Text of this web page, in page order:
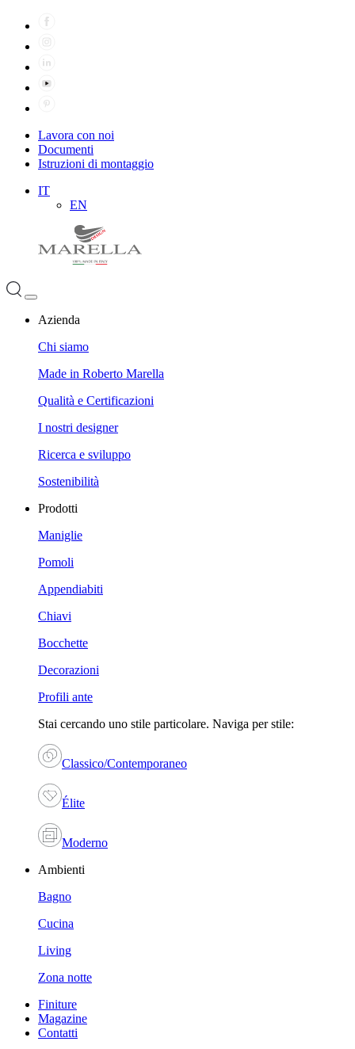
Lavora con noi
Documenti
Istruzioni di montaggio
IT
EN
Azienda
Chi siamo
Made in Roberto Marella
Qualità e Certificazioni
I nostri designer
Ricerca e sviluppo
Sostenibilità
Prodotti
Maniglie
Pomoli
Appendiabiti
Chiavi
Bocchette
Decorazioni
Profili ante
Stai cercando uno stile particolare. Naviga per stile:
Classico/Contemporaneo
Élite
Moderno
Ambienti
Bagno
Cucina
Living
Zona notte
Finiture
Magazine
Contatti